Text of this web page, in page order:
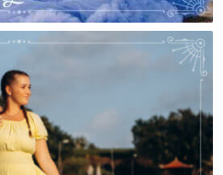
Платья И Юбки Женщине?